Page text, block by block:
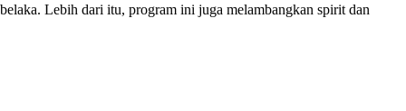
Lebih dari itu, program ini juga melambangkan spirit dan